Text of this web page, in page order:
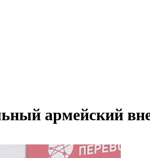
армейский